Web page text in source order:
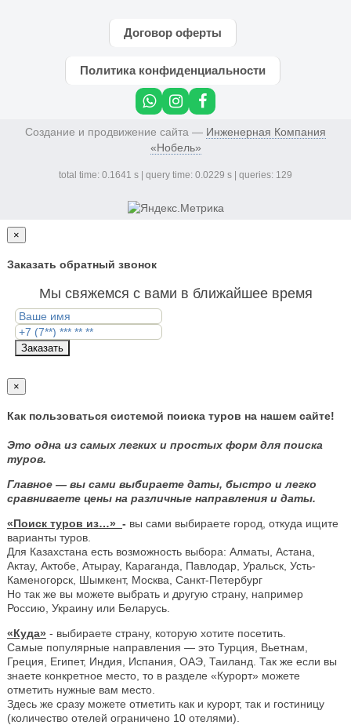
Договор оферты
Политика конфиденциальности
Создание и продвижение сайта — Инженерная Компания
«Нобель»
total time: 0.1641 s | query time: 0.0229 s | queries: 129
×
Заказать обратный звонок
Мы свяжемся с вами в ближайшее время
Заказать
×
Как пользоваться системой поиска туров на нашем сайте!
Это одна из самых легких и простых форм для поиска
туров.
Главное — вы сами выбираете даты, быстро и легко
сравниваете цены на различные направления и даты.
«Поиск туров из…» - вы сами выбираете город, откуда ищите
варианты туров.
Для Казахстана есть возможность выбора: Алматы, Астана,
Актау, Актобе, Атырау, Караганда, Павлодар, Уральск, Усть-
Каменогорск, Шымкент, Москва, Санкт-Петербург
Но так же вы можете выбрать и другую страну, например
Россию, Украину или Беларусь.
«Куда» - выбираете страну, которую хотите посетить.
Самые популярные направления — это Турция, Вьетнам,
Греция, Египет, Индия, Испания, ОАЭ, Таиланд. Так же если вы
знаете конкретное место, то в разделе «Курорт» можете
отметить нужные вам место.
Здесь же сразу можете отметить как и курорт, так и гостиницу
(количество отелей ограничено 10 отелями).